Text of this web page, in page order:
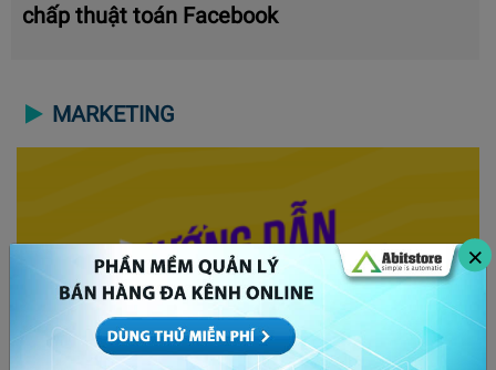
×
chấp thuật toán Facebook
MARKETING